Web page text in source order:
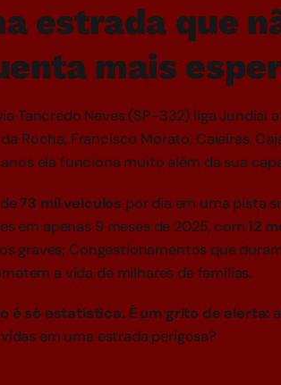
estrada que
mais
Tancredo Neves (SP-332) liga Jundiaí
Rocha, Francisco Morato, Caieiras,
anos ela funciona muito além da sua
de73 mil veículos por dia em uma pista
em apenas 9 meses de 2025, com12
graves; Congestionamentos que
a vida de milhares de famílias.
é só estatística. É um grito de alerta:
em uma estrada perigosa?